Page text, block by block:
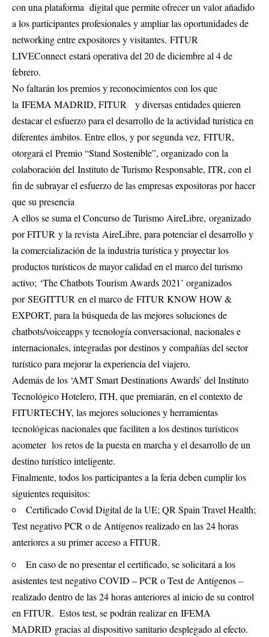
con una plataforma digital que permite ofrecer un valor añadido
a los participantes profesionales y ampliar las oportunidades de
networking entre expositores y visitantes. FITUR
LIVEConnect estará operativa del 20 de diciembre al 4 de
febrero.
No faltarán los premios y reconocimientos con los que
la IFEMA MADRID, FITUR y diversas entidades quieren
destacar el esfuerzo para el desarrollo de la actividad turística en
diferentes ámbitos. Entre ellos, y por segunda vez, FITUR,
otorgará el Premio “Stand Sostenible”, organizado con la
colaboración del Instituto de Turismo Responsable, ITR, con el
fin de subrayar el esfuerzo de las empresas expositoras por hacer
que su presencia
A ellos se suma el Concurso de Turismo AireLibre, organizado
por FITUR y la revista AireLibre, para potenciar el desarrollo y
la comercialización de la industria turística y proyectar los
productos turísticos de mayor calidad en el marco del turismo
activo; ‘The Chatbots Tourism Awards 2021’ organizados
por SEGITTUR en el marco de FITUR KNOW HOW &
EXPORT, para la búsqueda de las mejores soluciones de
chatbots/voiceapps y tecnología conversacional, nacionales e
internacionales, integradas por destinos y compañías del sector
turístico para mejorar la experiencia del viajero.
Además de los ‘AMT Smart Destinations Awards’ del Instituto
Tecnológico Hotelero, ITH, que premiarán, en el contexto de
FITURTECHY, las mejores soluciones y herramientas
tecnológicas nacionales que faciliten a los destinos turísticos
acometer los retos de la puesta en marcha y el desarrollo de un
destino turístico inteligente.
Finalmente, todos los participantes a la feria deben cumplir los
siguientes requisitos:
Certificado Covid Digital de la UE; QR Spain Travel Health;
Test negativo PCR o de Antígenos realizado en las 24 horas
anteriores a su primer acceso a FITUR.
En caso de no presentar el certificado, se solicitará a los
asistentes test negativo COVID – PCR o Test de Antígenos –
realizado dentro de las 24 horas anteriores al inicio de su control
en FITUR. Estos test, se podrán realizar en IFEMA
MADRID gracias al dispositivo sanitario desplegado al efecto.